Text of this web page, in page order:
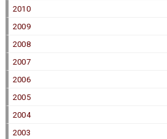
2010
2009
2008
2007
2006
2005
2004
2003